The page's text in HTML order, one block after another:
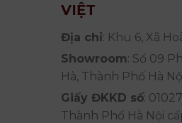
VIỆT
Địa chỉ: Khu 6, Xã
Showroom: Số 09
Hà, Thành Phố Hà
Giấy ĐKKD số:
Thành Phố Hà Nội